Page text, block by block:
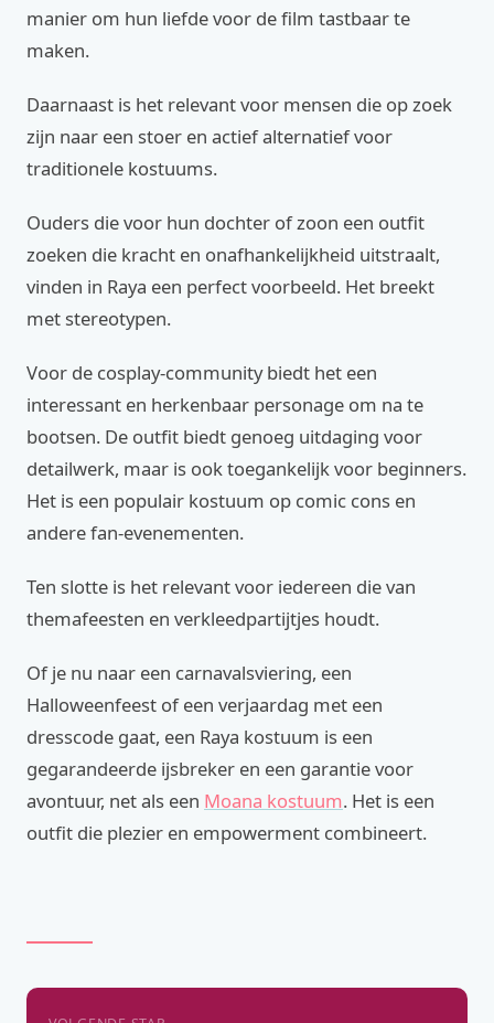
manier om hun liefde voor de film tastbaar te
maken.
Daarnaast is het relevant voor mensen die op zoek
zijn naar een stoer en actief alternatief voor
traditionele kostuums.
Ouders die voor hun dochter of zoon een outfit
zoeken die kracht en onafhankelijkheid uitstraalt,
vinden in Raya een perfect voorbeeld. Het breekt
met stereotypen.
Voor de cosplay-community biedt het een
interessant en herkenbaar personage om na te
bootsen. De outfit biedt genoeg uitdaging voor
detailwerk, maar is ook toegankelijk voor beginners.
Het is een populair kostuum op comic cons en
andere fan-evenementen.
Ten slotte is het relevant voor iedereen die van
themafeesten en verkleedpartijtjes houdt.
Of je nu naar een carnavalsviering, een
Halloweenfeest of een verjaardag met een
dresscode gaat, een Raya kostuum is een
gegarandeerde ijsbreker en een garantie voor
avontuur, net als een Moana kostuum. Het is een
outfit die plezier en empowerment combineert.